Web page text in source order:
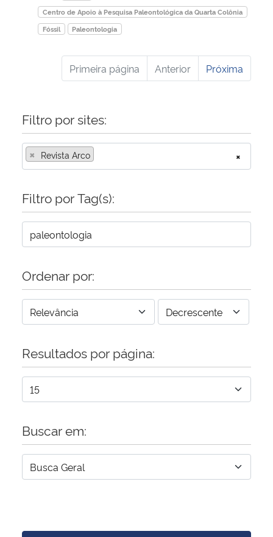
Centro de Apoio à Pesquisa Paleontológica da Quarta Colônia
Fóssil
Paleontologia
Primeira página Anterior Próxima
Filtro por sites:
×
× Revista Arco
Filtro por Tag(s):
Ordenar por:
Resultados por página:
Buscar em: